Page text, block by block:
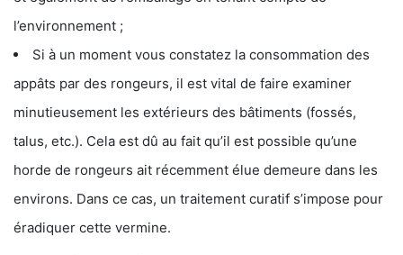
l’environnement ;
Si à un moment vous constatez la consommation des
appâts par des rongeurs, il est vital de faire examiner
minutieusement les extérieurs des bâtiments (fossés,
talus, etc.). Cela est dû au fait qu’il est possible qu’une
horde de rongeurs ait récemment élue demeure dans les
environs. Dans ce cas, un traitement curatif s’impose pour
éradiquer cette vermine.